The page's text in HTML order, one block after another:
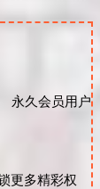
久会员用户
更多精彩权